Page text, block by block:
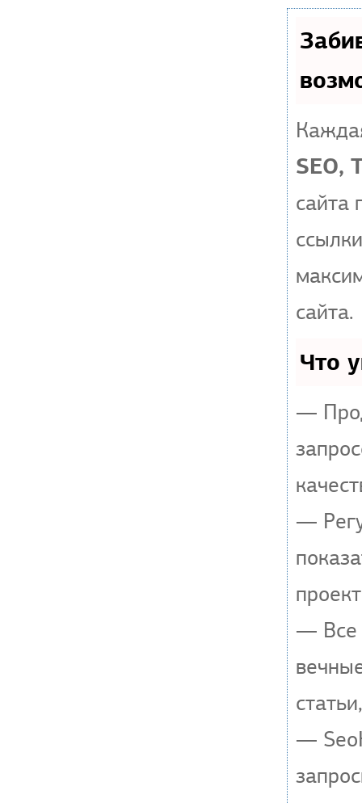
SEO,
сайта
сайта.
Что
—
—
— Все
—